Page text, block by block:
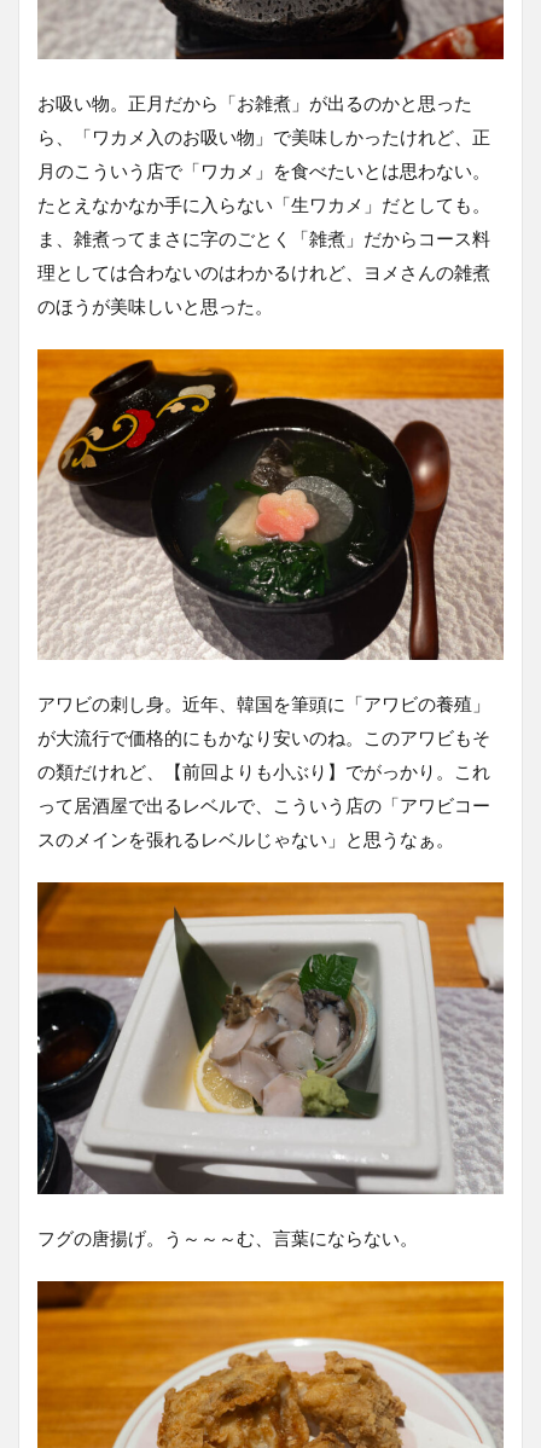
お吸い物。正月だから「お雑煮」が出るのかと思った
ら、「ワカメ入のお吸い物」で美味しかったけれど、正
月のこういう店で「ワカメ」を食べたいとは思わない。
たとえなかなか手に入らない「生ワカメ」だとしても。
ま、雑煮ってまさに字のごとく「雑煮」だからコース料
理としては合わないのはわかるけれど、ヨメさんの雑煮
のほうが美味しいと思った。
アワビの刺し身。近年、韓国を筆頭に「アワビの養殖」
が大流行で価格的にもかなり安いのね。このアワビもそ
の類だけれど、【前回よりも小ぶり】でがっかり。これ
って居酒屋で出るレベルで、こういう店の「アワビコー
スのメインを張れるレベルじゃない」と思うなぁ。
フグの唐揚げ。う～～～む、言葉にならない。